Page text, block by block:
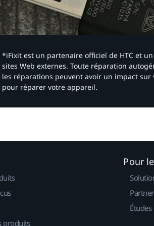
*iFixit est un partenaire officiel de HTC et
sites Web externes. Toute réparation
les réparations peuvent avoir un impact
pour réparer votre appareil.​
produits
Pour
Études